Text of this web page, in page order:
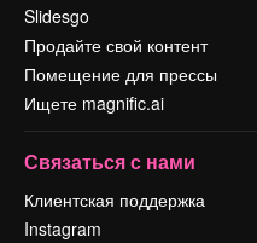
Slidesgo
Продайте свой контент
Помещение для прессы
Ищете magnific.ai
Связаться с нами
Клиентская поддержка
Instagram